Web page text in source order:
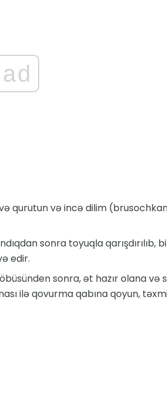
ad
qurutun və incə dilim
sonra toyuqla qarışdırılıb,
edir.
sonra, ət hazır olana və
ilə qovurma qabına qoyun,